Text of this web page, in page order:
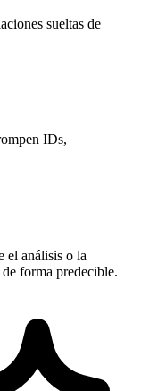
sueltas de
IDs,
el análisis o la
forma predecible.